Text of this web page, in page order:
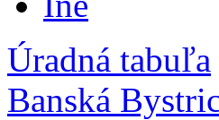
Úradná tabuľa
Banská